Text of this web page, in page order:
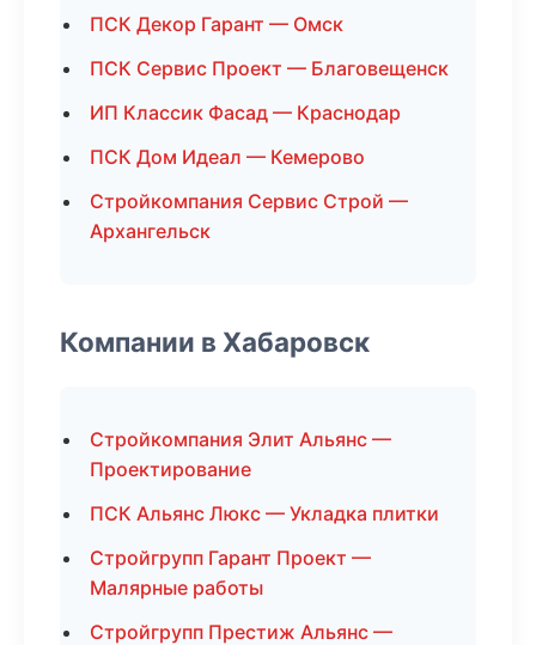
ПСК Декор Гарант — Омск
ПСК Сервис Проект — Благовещенск
ИП Классик Фасад — Краснодар
ПСК Дом Идеал — Кемерово
Стройкомпания Сервис Строй —
Архангельск
Компании в Хабаровск
Стройкомпания Элит Альянс —
Проектирование
ПСК Альянс Люкс — Укладка плитки
Стройгрупп Гарант Проект —
Малярные работы
Стройгрупп Престиж Альянс —